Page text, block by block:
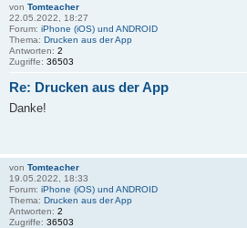
von Tomteacher
22.05.2022, 18:27
Forum: iPhone (iOS) und ANDROID
Thema: Drucken aus der App
Antworten: 2
Zugriffe: 36503
Re: Drucken aus der App
Danke!
von Tomteacher
19.05.2022, 18:33
Forum: iPhone (iOS) und ANDROID
Thema: Drucken aus der App
Antworten: 2
Zugriffe: 36503